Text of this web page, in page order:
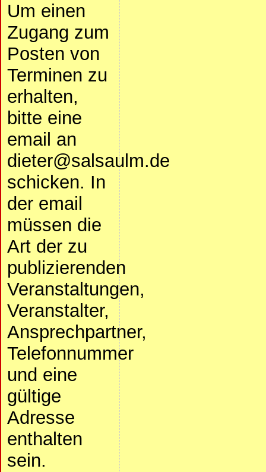
Um einen
Zugang zum
Posten von
Terminen zu
erhalten,
bitte eine
email an
dieter@salsaulm.de
schicken. In
der email
müssen die
Art der zu
publizierenden
Veranstaltungen,
Veranstalter,
Ansprechpartner,
Telefonnummer
und eine
gültige
Adresse
enthalten
sein.